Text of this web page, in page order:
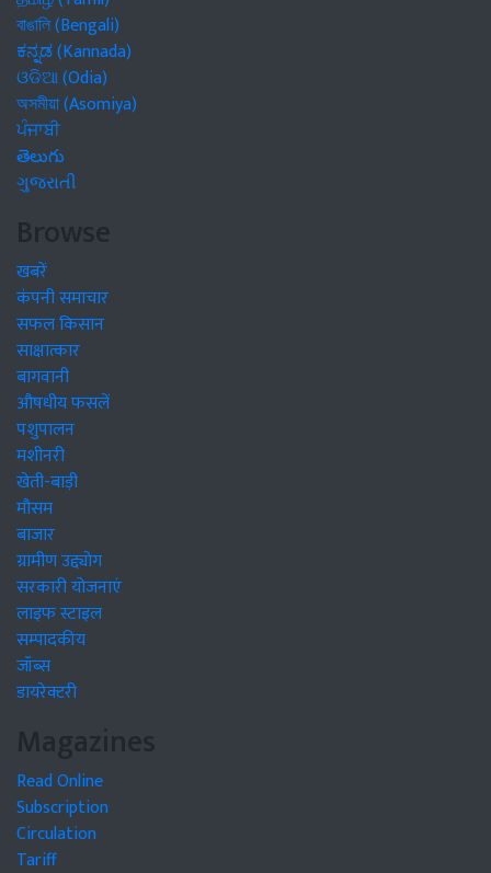
বাঙালি (Bengali)
ಕನ್ನಡ (Kannada)
ଓଡିଆ (Odia)
অসমীয়া (Asomiya)
ਪੰਜਾਬੀ
తెలుగు
ગુજરાતી
Browse
खबरें
कंपनी समाचार
सफल किसान
साक्षात्कार
बागवानी
औषधीय फसलें
पशुपालन
मशीनरी
खेती-बाड़ी
मौसम
बाजार
ग्रामीण उद्द्योग
सरकारी योजनाएं
लाइफ स्टाइल
सम्पादकीय
जॉब्स
डायरेक्टरी
Magazines
Read Online
Subscription
Circulation
Tariff